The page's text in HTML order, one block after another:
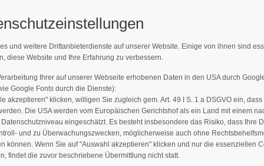
Mailadresse)
Support
Lorem ipsum dolor sit amet:
24h/
365days
376-
+44
FINDEN
Sie den Fachbetrieb in Ihrer
und weitere Drittanbieterdienste auf unserer Website. Einige von ihnen sind
diese Website und Ihre Erfahrung zu verbessern.
Ihrer auf unserer Webseite erhobenen Daten in den USA durch
Google Fonts durch die Dienste):
akzeptieren" klicken, willigen Sie zugleich gem. Art. 49 I S. 1 a DSGVO ein,
Die USA werden vom Europäischen Gerichtshof als ein Land mit einem
eingeschätzt. Es besteht insbesondere das Risiko, dass Ihre
und zu Überwachungszwecken, möglicherweise auch ohne
können. Wenn Sie auf "Auswahl akzeptieren" klicken und nur die essenziellen
findet die zuvor beschriebene Übermittlung nicht statt.